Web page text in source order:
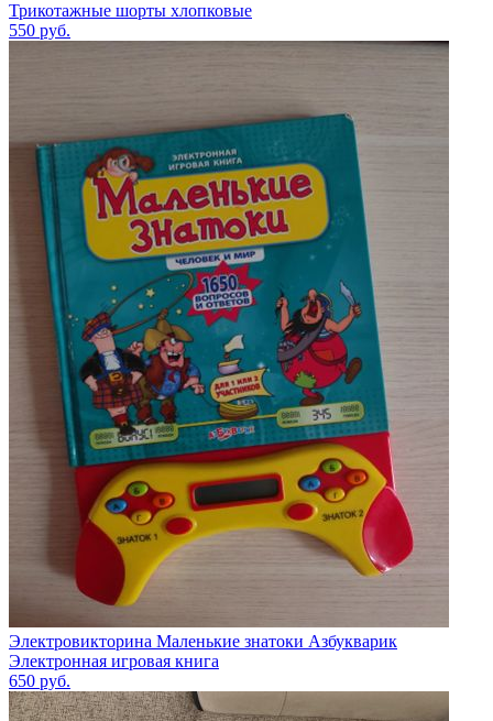
Трикотажные шорты хлопковые
550 руб.
Электровикторина Маленькие знатоки Азбукварик
Электронная игровая книга
650 руб.